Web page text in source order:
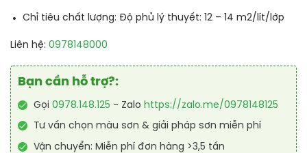
Chỉ tiêu chất lượng: Độ phủ lý thuyết: 12 – 14 m2/lít/lớp
Liên hệ: 0978148000
Bạn cần hỗ trợ?:
Gọi 0978.148.125 - Zalo https://zalo.me/0978148125
Tư vấn chọn màu sơn & giải pháp sơn miễn phí
Vận chuyển: Miễn phí đơn hàng >3,5 tấn